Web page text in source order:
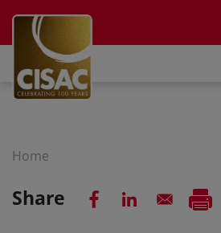
Home
Share